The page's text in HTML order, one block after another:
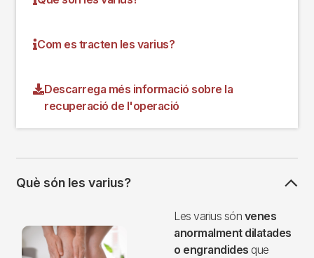
Com es tracten les varius?
Descarrega més informació sobre la
recuperació de l'operació
Què són les varius?
Les varius són venes
anormalment dilatades
o engrandides que